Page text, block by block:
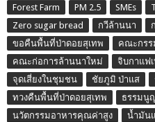
Forest Farm PM 2.5 SMEs
Zero sugar bread
กวีล้านนา
ขอคืนพื้นที่ป่าดอยสุเทพ
คณะกร
คณะก่อการล้านนาใหม่
จิบกาแฟเ
จุดเสี่ยงในชุมชน
ชัยภูมิ ป่าแส
ทวงคืนพื้นที่ป่าดอยสุเทพ
ธรรมนู
นวัตกรรมอาหารคุณค่าสูง
น้ำมัน